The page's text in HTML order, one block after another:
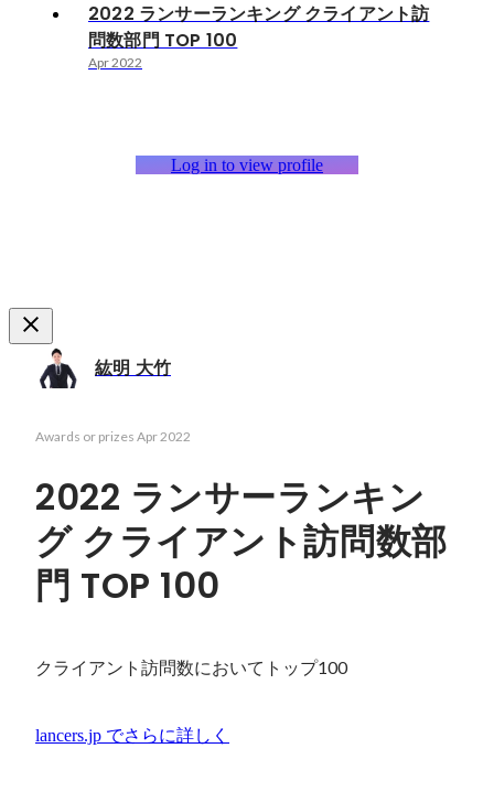
2022 ランサーランキング クライアント訪
問数部門 TOP 100
Apr 2022
Log in to view profile
紘明 大竹
Awards or prizes Apr 2022
2022 ランサーランキン
グ クライアント訪問数部
門 TOP 100
クライアント訪問数においてトップ100
lancers.jp でさらに詳しく